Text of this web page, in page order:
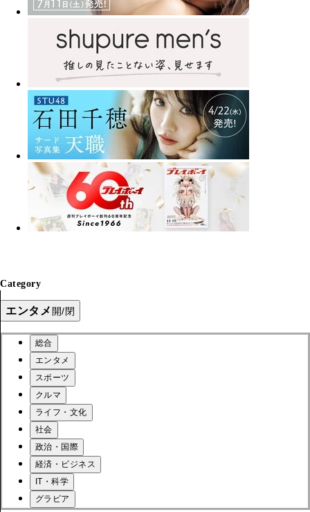
Category
エンタメ 開/閉
総合
エンタメ
スポーツ
クルマ
ライフ・文化
社会
政治・国際
経済・ビジネス
IT・科学
グラビア